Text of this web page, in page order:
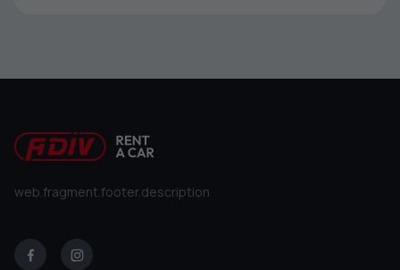
web.fragment.footer.description